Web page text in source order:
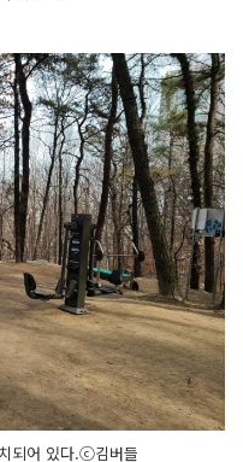
되어 있다.ⓒ김버들